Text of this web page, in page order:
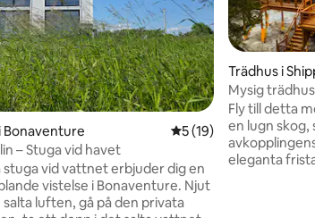
betyg, 280 omdömen
Bonaventure 5 av 5 i genomsnittligt
5 (19)
– Stuga vid havet
stuga vid vattnet erbjuder dig en
vistelse i Bonaventure. Njut
salta luften, gå på den privata
Trädhus i
Mysig
spa
Fly till detta
en lugn
eleganta fristad är förhöjd bland träden